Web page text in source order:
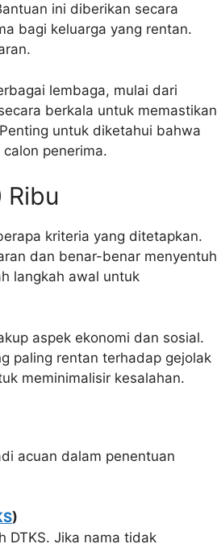
ini diberikan secara
bagi keluarga yang rentan.
lembaga, mulai dari
berkala untuk memastikan
untuk diketahui bahwa
penerima.
Ribu
kriteria yang ditetapkan.
dan benar-benar menyentuh
langkah awal untuk
aspek ekonomi dan sosial.
paling rentan terhadap gejolak
meminimalisir kesalahan.
acuan dalam penentuan
)
DTKS. Jika nama tidak